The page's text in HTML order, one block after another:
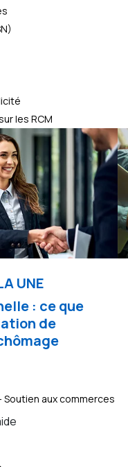
les RCM
UNE
: ce que
de
Soutien aux commerces